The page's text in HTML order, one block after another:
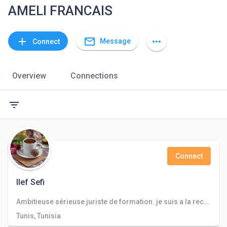
AMELI FRANCAIS
add Connect mail_outline Message more_horiz
Overview Connections
filter_list
Ilef Sefi
Connect
Ambitieuse sérieuse juriste de formation .je suis a la recherche d'un travail ou d'un projet qui me satisfait et met en relief ma passion .
Tunis, Tunisia